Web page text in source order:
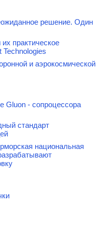
решение. Один
практическое
Technologies
и аэрокосмической
Gluon - сопроцессора
стандарт
национальная